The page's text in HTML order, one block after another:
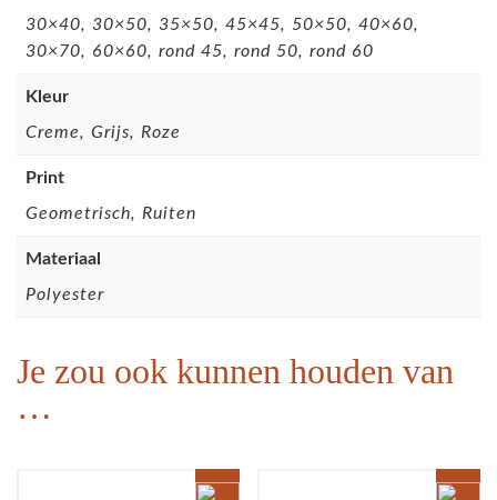
30×40, 30×50, 35×50, 45×45, 50×50, 40×60,
30×70, 60×60, rond 45, rond 50, rond 60
Kleur
Creme, Grijs, Roze
Print
Geometrisch, Ruiten
Materiaal
Polyester
Je zou ook kunnen houden van
…